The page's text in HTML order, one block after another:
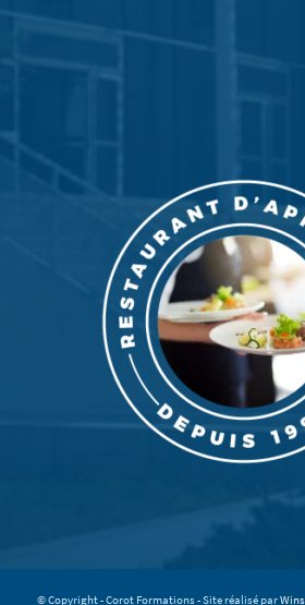
© Copyright - Corot Formations - Site réalisé par